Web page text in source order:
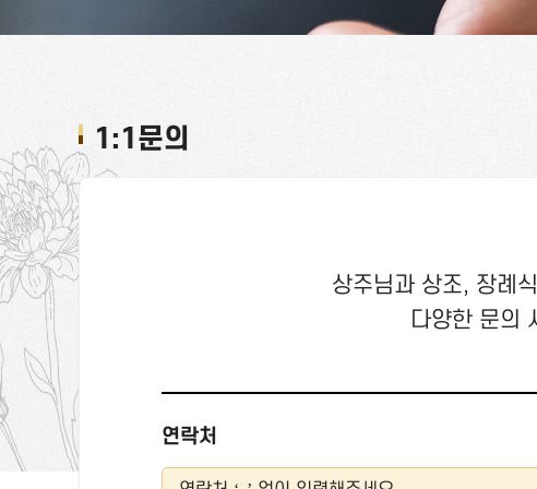
1:1문의
상주님과 상조, 장례
다양한 문의
연락처